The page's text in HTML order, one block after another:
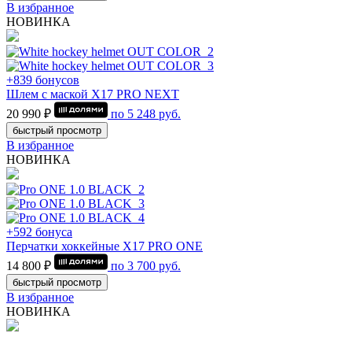
В избранное
НОВИНКА
+839 бонусов
Шлем с маской Х17 PRO NEXT
20 990 ₽
по 5 248 руб.
быстрый просмотр
В избранное
НОВИНКА
+592 бонуса
Перчатки хоккейные Х17 PRO ONE
14 800 ₽
по 3 700 руб.
быстрый просмотр
В избранное
НОВИНКА